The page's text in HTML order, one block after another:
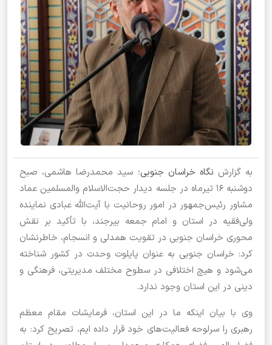
به گزارش نگاه خراسان جنوبی؛ سید محمدرضا هاشمی، صبح
دوشنبه ۱۶ تیرماه در جلسه دیدار حجت‌الاسلام والمسلمین عماد
مشاور رئیس‌جمهور در امور روحانیت با آیت‌الله عبادی نماینده
ولی‌فقیه در استان و امام‌ جمعه بیرجند، با تأکید بر نقش
محوری خراسان جنوبی در تقویت همدلی و انسجام، خاطرنشان
کرد: خراسان جنوبی به عنوان پایلوت وحدت در کشور شناخته
می‌شود و هیچ اختلافی در سطوح مختلف مدیریتی، فرهنگی و
دینی در این استان وجود ندارد.
وی با بیان اینکه ما در این استان، فرمایشات مقام معظم
رهبری را سرلوحه فعالیت‌های خود قرار داده ایم، تصریح کرد: به